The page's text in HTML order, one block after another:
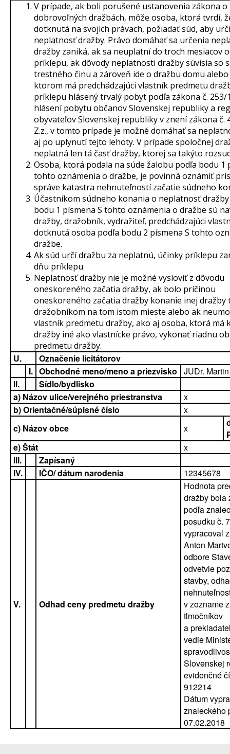
V prípade, ak boli porušené ustanovenia zákona o
dobrovoľných dražbách, môže osoba, ktorá tvrdí,
dotknutá na svojich právach, požiadať súd, aby
neplatnosť dražby. Právo domáhať sa určenia
dražby zaniká, ak sa neuplatní do troch mesiacov
príklepu, ak dôvody neplatnosti dražby súvisia so
trestného činu a zároveň ide o dražbu domu
ktorom má predchádzajúci vlastník predmetu
príklepu hlásený trvalý pobyt podľa zákona č. 253/
hlásení pobytu občanov Slovenskej republiky a
obyvateľov Slovenskej republiky v znení zákona č.
Z.z., v tomto prípade je možné domáhať sa
aj po uplynutí tejto lehoty. V prípade spoločnej
neplatná len tá časť dražby, ktorej sa takýto
Osoba, ktorá podala na súde žalobu podľa bodu 1
tohto oznámenia o dražbe, je povinná oznámiť
správe katastra nehnuteľností začatie súdneho
Účastníkom súdneho konania o neplatnosť
bodu 1 písmena S tohto oznámenia o dražbe sú
dražby, dražobník, vydražiteľ, predchádzajúci
dotknutá osoba podľa bodu 2 písmena S tohto
dražbe.
Ak súd určí dražbu za neplatnú, účinky príklepu
dňu príklepu.
Neplatnosť dražby nie je možné vysloviť z dôvodu
oneskoreného začatia dražby, ak bolo príčinou
oneskoreného začatia dražby konanie inej dražby
dražobníkom na tom istom mieste alebo ak
vlastník predmetu dražby, ako aj osoba, ktorá má
dražby iné ako vlastnícke právo, vykonať riadnu
predmetu dražby.
U.
Označenie licitátorov
I. Obchodné meno/meno a priezvisko
JUDr.
II.
Sídlo/bydlisko
a) Názov ulice/verejného priestranstva
x
b) Orientačné/súpisné číslo
x
c) Názov obce
x
e) Štát
x
III.
Zapísaný
IV.
IČO/ dátum narodenia 12345678
V. Odhad ceny predmetu dražby
Hodnota
dražby bola
podľa
posudku č.
vypracoval
Anton
odbore
odvetvie
stavby,
v zozname
tlmočníkov
a
vedie
Slovenskej
evidenčné
912214
Dátum
znaleckého
07.02.2018